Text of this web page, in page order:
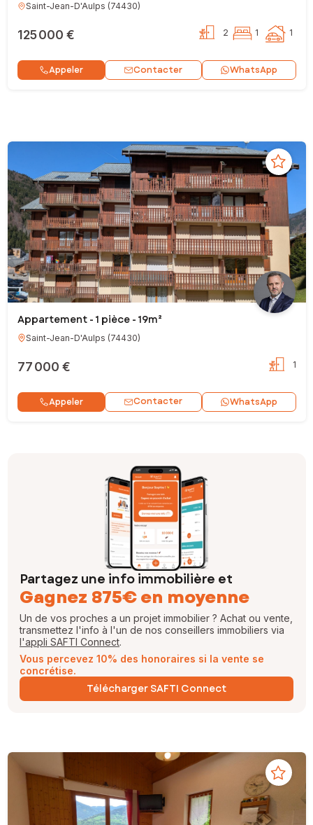
Saint-Jean-D'Aulps (74430)
125 000 € 2 1 1
Appeler Contacter WhatsApp
Appartement - 1 pièce - 19m²
Saint-Jean-D'Aulps (74430)
77 000 € 1
Appeler Contacter WhatsApp
Partagez une info immobilière et
Gagnez 875€ en moyenne
Un de vos proches a un projet immobilier ? Achat ou vente,
transmettez l'info à l'un de nos conseillers immobiliers via
l'appli SAFTI Connect.
Vous percevez 10% des honoraires si la vente se
concrétise.
Télécharger SAFTI Connect